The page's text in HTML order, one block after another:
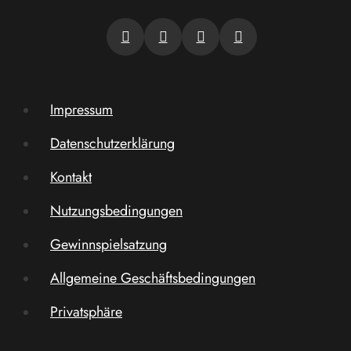
Impressum
Datenschutzerklärung
Kontakt
Nutzungsbedingungen
Gewinnspielsatzung
Allgemeine Geschäftsbedingungen
Privatsphäre